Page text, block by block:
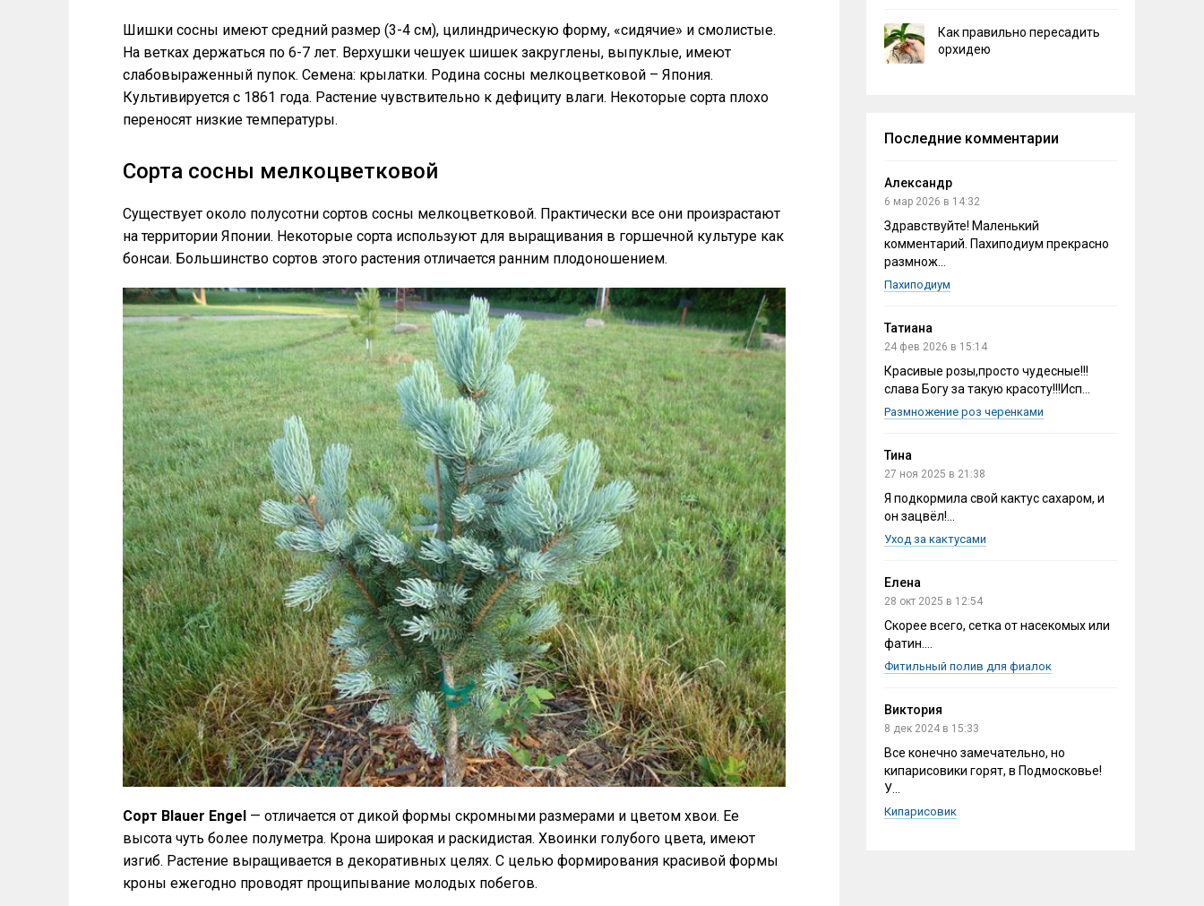
Шишки сосны имеют средний размер (3-4 см), цилиндрическую форму, «сидячие» и смолистые.
На ветках держаться по 6-7 лет. Верхушки чешуек шишек закруглены, выпуклые, имеют
слабовыраженный пупок. Семена: крылатки. Родина сосны мелкоцветковой – Япония.
Культивируется с 1861 года. Растение чувствительно к дефициту влаги. Некоторые сорта плохо
переносят низкие температуры.
Сорта сосны мелкоцветковой
Существует около полусотни сортов сосны мелкоцветковой. Практически все они произрастают
на территории Японии. Некоторые сорта используют для выращивания в горшечной культуре как
бонсаи. Большинство сортов этого растения отличается ранним плодоношением.
Сорт Blauer Engel — отличается от дикой формы скромными размерами и цветом хвои. Ее
высота чуть более полуметра. Крона широкая и раскидистая. Хвоинки голубого цвета, имеют
изгиб. Растение выращивается в декоративных целях. С целью формирования красивой формы
кроны ежегодно проводят прощипывание молодых побегов.
Как правильно пересадить
орхидею
Последние комментарии
Александр
6 мар 2026 в 14:32
Здравствуйте! Маленький
комментарий. Пахиподиум прекрасно
размнож...
Пахиподиум
Татиана
24 фев 2026 в 15:14
Красивые розы,просто чудесные!!!
слава Богу за такую красоту!!!Исп...
Размножение роз черенками
Тина
27 ноя 2025 в 21:38
Я подкормила свой кактус сахаром, и
он зацвёл!...
Уход за кактусами
Елена
28 окт 2025 в 12:54
Скорее всего, сетка от насекомых или
фатин....
Фитильный полив для фиалок
Виктория
8 дек 2024 в 15:33
Все конечно замечательно, но
кипарисовики горят, в Подмосковье!
У...
Кипарисовик